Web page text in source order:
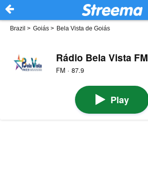
Brazil > Goiás > Bela Vista de Goiás
Rádio Bela Vista FM
FM · 87.9
Play